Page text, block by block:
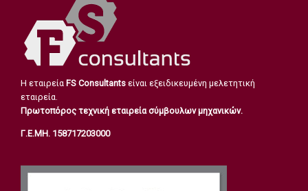
Η εταιρεία FS Consultants είναι εξειδικευμένη μελετητική
εταιρεία.
Πρωτοπόρος τεχνική εταιρεία σύμβουλων μηχανικών.
Γ.Ε.ΜΗ. 158717203000